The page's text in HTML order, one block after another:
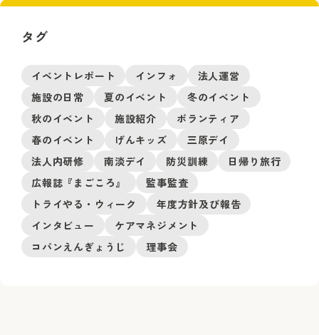
タグ
イベントレポート インフォ
法人運営
施設の日常
夏のイベント
冬のイベント
秋のイベント
施設紹介
ボランティア
春のイベント
げんキッズ
三原デイ
法人内研修
南淡デイ 防災訓練
日帰り旅行
広報誌『まごころ』
監事監査
トライやる・ウィーク
年度方針及び報告
インタビュー
ケアマネジメント
コパンえんぎょうじ
理事会